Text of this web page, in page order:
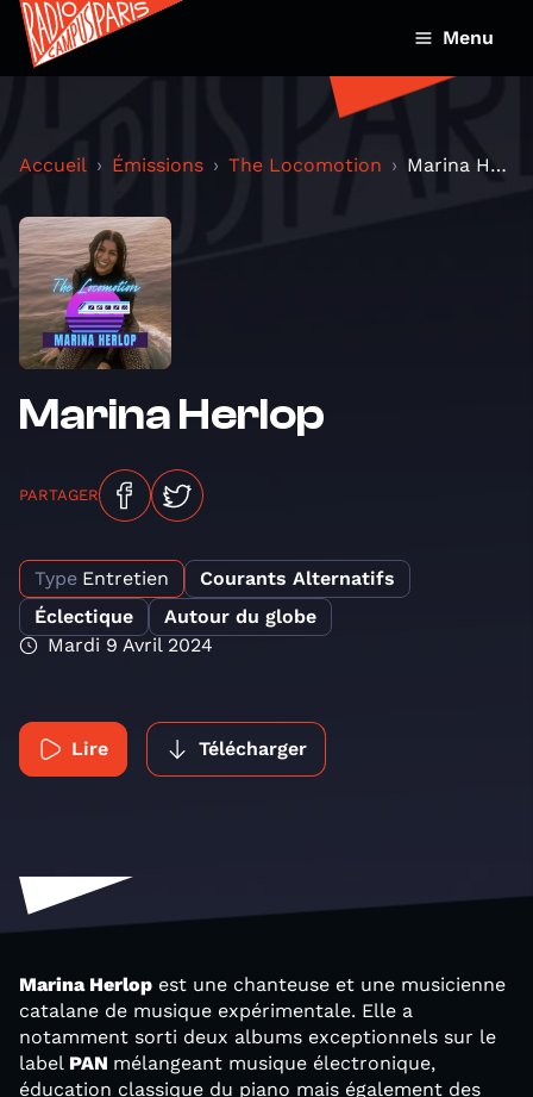
Menu
Accueil Émissions The Locomotion Marina Herlop
Marina Herlop
PARTAGER
Type Entretien
Courants Alternatifs
Éclectique
Autour du globe
Mardi 9 Avril 2024
Lire Télécharger
Marina Herlop est une chanteuse et une musicienne
catalane de musique expérimentale. Elle a
notamment sorti deux albums exceptionnels sur le
label PAN mélangeant musique électronique,
éducation classique du piano mais également des